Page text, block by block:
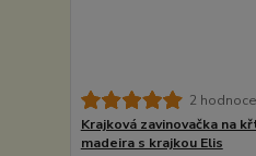
2
Krajková zavinovačka na
madeira s krajkou Elis